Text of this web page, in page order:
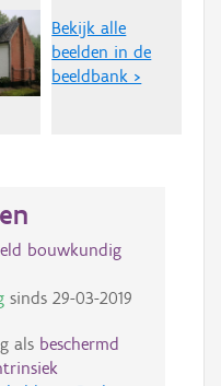
Bekijk alle
beelden in de
beeldbank >
bouwkundig
sinds 29-03-2019
als beschermd